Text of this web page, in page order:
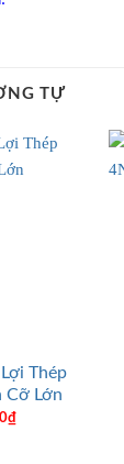
TỰ
Thép
Cỡ Lớn
₫